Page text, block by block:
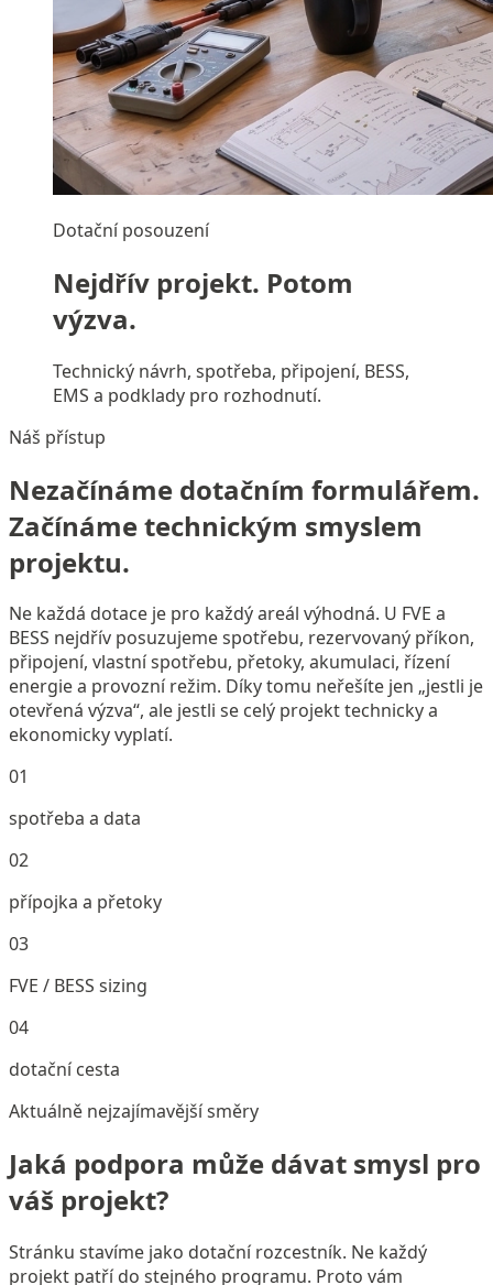
Dotační posouzení
Nejdřív projekt. Potom
výzva.
Technický návrh, spotřeba, připojení, BESS,
EMS a podklady pro rozhodnutí.
Náš přístup
Nezačínáme dotačním formulářem.
Začínáme technickým smyslem
projektu.
Ne každá dotace je pro každý areál výhodná. U FVE a
BESS nejdřív posuzujeme spotřebu, rezervovaný příkon,
připojení, vlastní spotřebu, přetoky, akumulaci, řízení
energie a provozní režim. Díky tomu neřešíte jen „jestli je
otevřená výzva“, ale jestli se celý projekt technicky a
ekonomicky vyplatí.
01
spotřeba a data
02
přípojka a přetoky
03
FVE / BESS sizing
04
dotační cesta
Aktuálně nejzajímavější směry
Jaká podpora může dávat smysl pro
váš projekt?
Stránku stavíme jako dotační rozcestník. Ne každý
projekt patří do stejného programu. Proto vám